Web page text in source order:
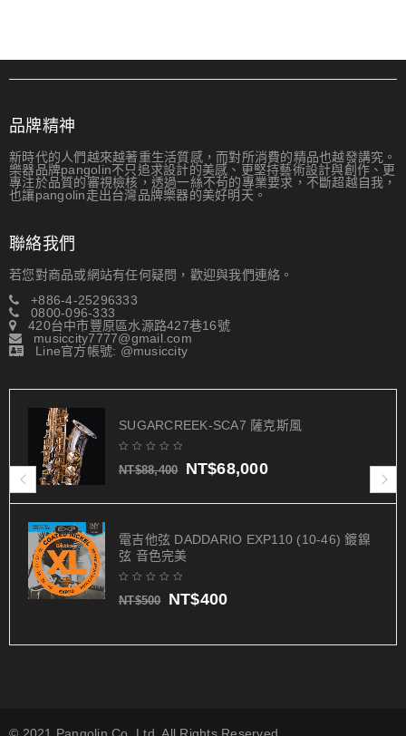
品牌精神
新時代的人們越來越著重生活質感，而對所消費的精品也越發講究。
樂器品牌pangolin不只追求設計的美感、更堅持藝術設計與創作、更
專注於品質的審視檢核，透過一絲不茍的專業要求，不斷超越自我，
也讓pangolin走出台灣品牌樂器的美好明天。
聯絡我們
若您對商品或網站有任何疑問，歡迎與我們連絡。
+886-4-25296333
0800-096-333
420台中市豐原區水源路427巷16號
musiccity7777@gmail.com
Line官方帳號: @musiccity
SUGARCREEK-SCA7 薩克斯風
NT$88,400 NT$68,000
電吉他弦 DADDARIO EXP110 (10-46) 鍍鎳
弦 音色完美
NT$500 NT$400